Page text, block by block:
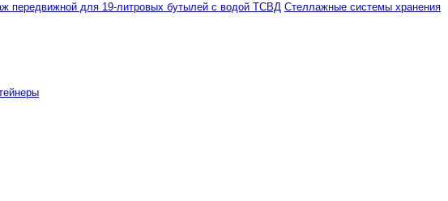
передвижной для 19-литровых бутылей с водой ТСВД Стеллажные системы хранения